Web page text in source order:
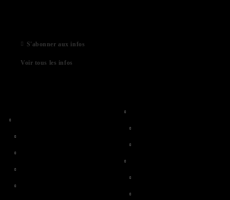
S'abonner aux infos
Voir tous les infos